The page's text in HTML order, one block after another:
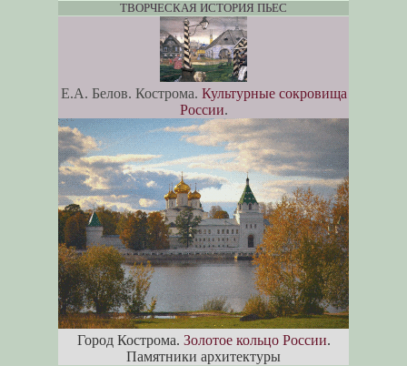
ТВОРЧЕСКАЯ ИСТОРИЯ ПЬЕС
Е.А. Белов. Кострома. Культурные сокровища
России.
Город Кострома. Золотое кольцо России.
Памятники архитектуры